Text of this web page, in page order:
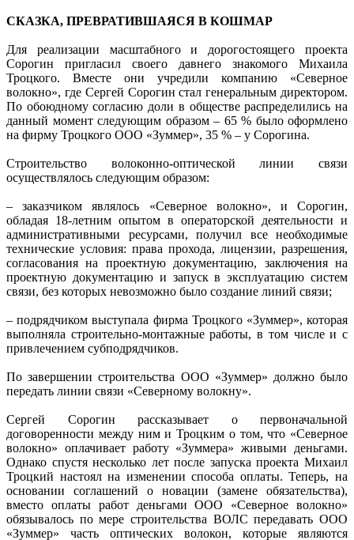
СКАЗКА, ПРЕВРАТИВШАЯСЯ В КОШМАР
Для реализации масштабного и дорогостоящего проекта
Сорогин пригласил своего давнего знакомого Михаила
Троцкого. Вместе они учредили компанию «Северное
волокно», где Сергей Сорогин стал генеральным директором.
По обоюдному согласию доли в обществе распределились на
данный момент следующим образом – 65 % было оформлено
на фирму Троцкого ООО «Зуммер», 35 % – у Сорогина.
Строительство волоконно-оптической линии связи
осуществлялось следующим образом:
– заказчиком являлось «Северное волокно», и Сорогин,
обладая 18-летним опытом в операторской деятельности и
административными ресурсами, получил все необходимые
технические условия: права прохода, лицензии, разрешения,
согласования на проектную документацию, заключения на
проектную документацию и запуск в эксплуатацию систем
связи, без которых невозможно было создание линий связи;
– подрядчиком выступала фирма Троцкого «Зуммер», которая
выполняла строительно-монтажные работы, в том числе и с
привлечением субподрядчиков.
По завершении строительства ООО «Зуммер» должно было
передать линии связи «Северному волокну».
Сергей Сорогин рассказывает о первоначальной
договоренности между ним и Троцким о том, что «Северное
волокно» оплачивает работу «Зуммера» живыми деньгами.
Однако спустя несколько лет после запуска проекта Михаил
Троцкий настоял на изменении способа оплаты. Теперь, на
основании соглашений о новации (замене обязательства),
вместо оплаты работ деньгами ООО «Северное волокно»
обязывалось по мере строительства ВОЛС передавать ООО
«Зуммер» часть оптических волокон, которые являются